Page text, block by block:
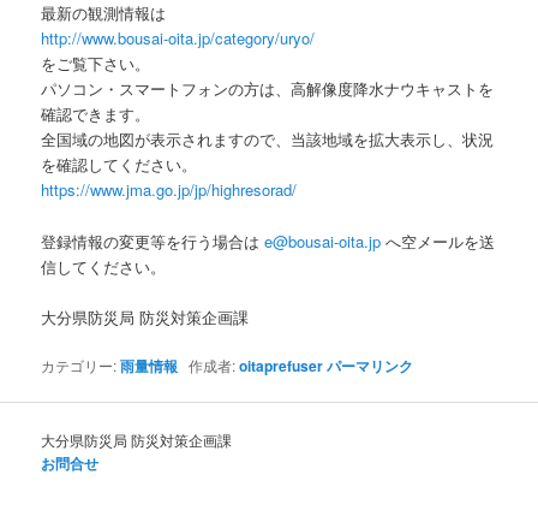
最新の観測情報は
http://www.bousai-oita.jp/category/uryo/
をご覧下さい。
パソコン・スマートフォンの方は、高解像度降水ナウキャストを
確認できます。
全国域の地図が表示されますので、当該地域を拡大表示し、状況
を確認してください。
https://www.jma.go.jp/jp/highresorad/
登録情報の変更等を行う場合はe@bousai-oita.jp へ空メールを送
信してください。
大分県防災局 防災対策企画課
カテゴリー:雨量情報 作成者:oitaprefuserパーマリンク
大分県防災局 防災対策企画課
お問合せ